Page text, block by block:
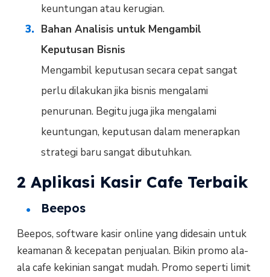
keuntungan atau kerugian.
Bahan Analisis untuk Mengambil
Keputusan Bisnis
Mengambil keputusan secara cepat sangat
perlu dilakukan jika bisnis mengalami
penurunan. Begitu juga jika mengalami
keuntungan, keputusan dalam menerapkan
strategi baru sangat dibutuhkan.
2 Aplikasi Kasir Cafe Terbaik
Beepos
Beepos, software kasir online yang didesain untuk
keamanan & kecepatan penjualan. Bikin promo ala-
ala cafe kekinian sangat mudah. Promo seperti limit